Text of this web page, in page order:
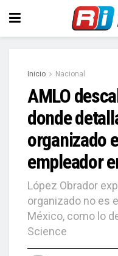
Inicio Nacional
AMLO
donde
organizado
empleador
López Obrador
organizado no es
México, como lo
Science